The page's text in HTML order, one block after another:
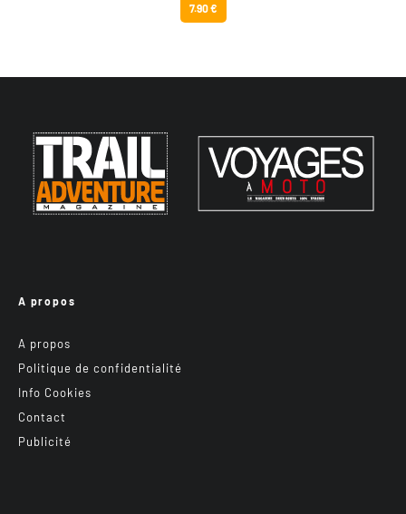
7.90 €
A propos
A propos
Politique de confidentialité
Info Cookies
Contact
Publicité